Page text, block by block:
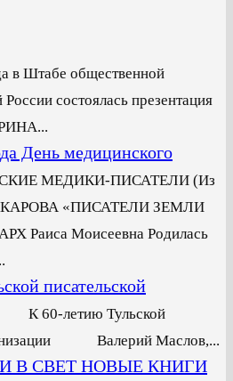
в Штабе общественной
состоялась презентация
День медицинского
МЕДИКИ-ПИСАТЕЛИ (Из
«ПИСАТЕЛИ ЗЕМЛИ
Раиса Моисеевна Родилась
писательской
летию Тульской
Валерий Маслов,...
В СВЕТ НОВЫЕ КНИГИ